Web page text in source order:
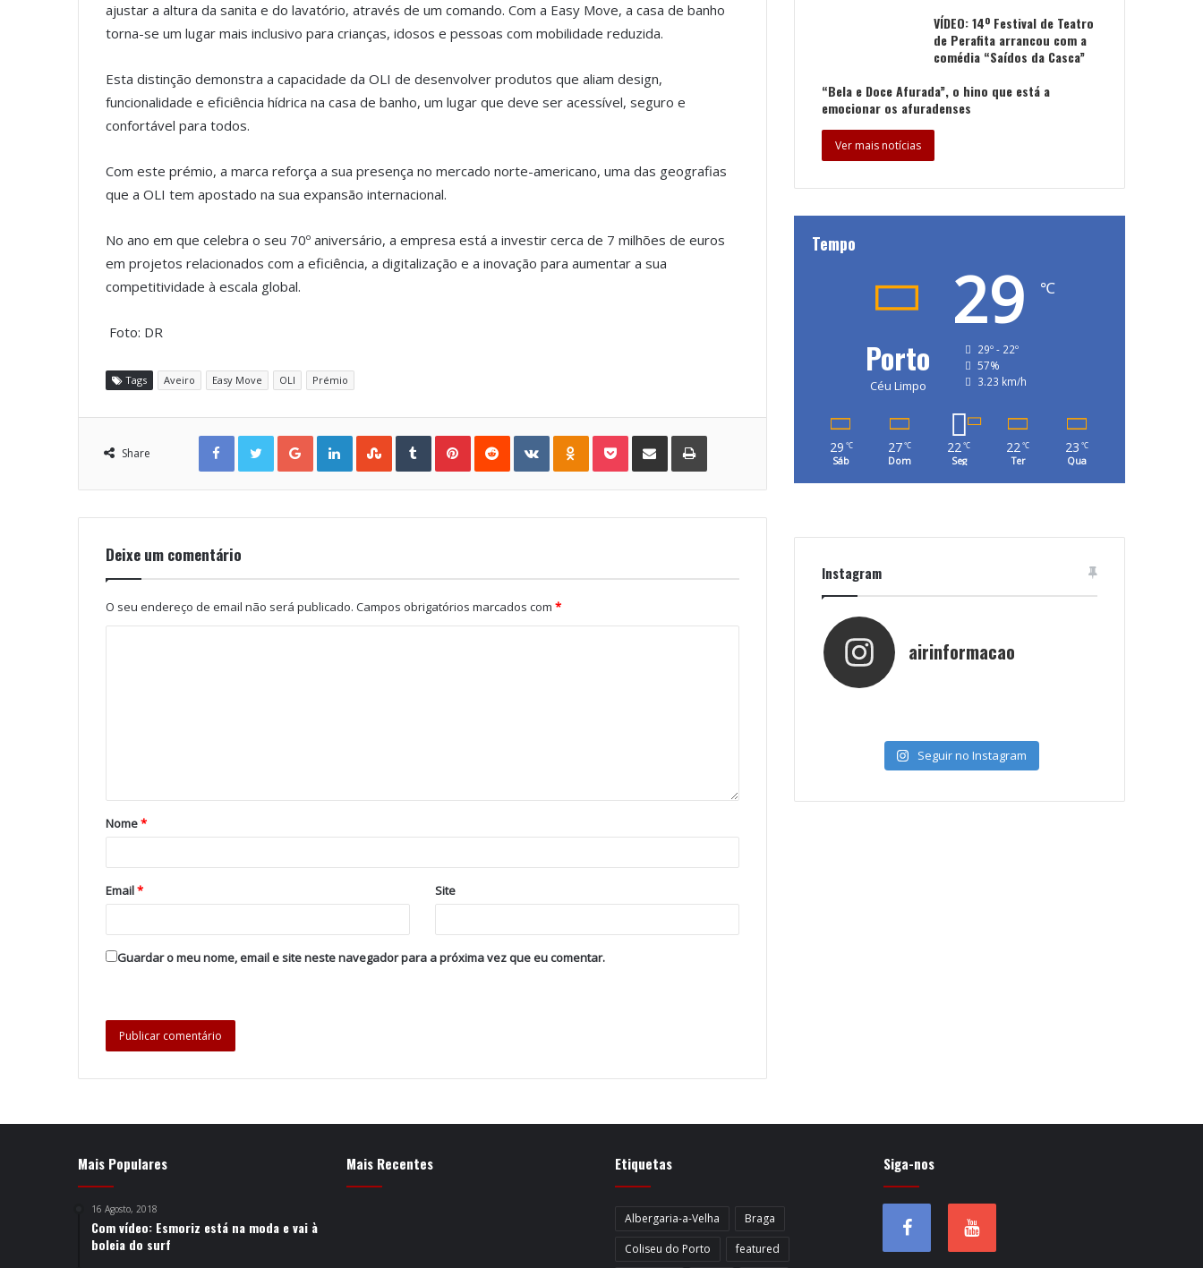
ajustar a altura da sanita e do lavatório, através de um comando. Com a Easy Move, a casa de banho
torna-se um lugar mais inclusivo para crianças, idosos e pessoas com mobilidade reduzida.
Esta distinção demonstra a capacidade da OLI de desenvolver produtos que aliam design,
funcionalidade e eficiência hídrica na casa de banho, um lugar que deve ser acessível, seguro e
confortável para todos.
Com este prémio, a marca reforça a sua presença no mercado norte-americano, uma das geografias
que a OLI tem apostado na sua expansão internacional.
No ano em que celebra o seu 70º aniversário, a empresa está a investir cerca de 7 milhões de euros
em projetos relacionados com a eficiência, a digitalização e a inovação para aumentar a sua
competitividade à escala global.
Foto: DR
Tags Aveiro Easy Move OLI Prémio
Share
Facebook Twitter Google+ LinkedIn StumbleUpon Tumblr Pinterest Reddit VKontakte Odnoklassniki Pocket Share via Email Print
Deixe um comentário
O seu endereço de email não será publicado. Campos obrigatórios marcados com *
Nome*
Email* Site
Guardar o meu nome, email e site neste navegador para a próxima vez que eu comentar.
VÍDEO: 14º Festival de Teatro
de Perafita arrancou com a
comédia “Saídos da Casca”
“Bela e Doce Afurada”, o hino que está a
emocionar os afuradenses
Ver mais notícias
Tempo
Porto
Céu Limpo
29 ℃
29º - 22º
57%
3.23 km/h
29 ℃
Sáb
27℃
Dom
22℃
Seg
22℃
Ter
23 ℃
Qua
Instagram
airinformacao
Seguir no Instagram
Mais Populares
16 Agosto, 2018
Com vídeo: Esmoriz está na moda e vai à
boleia do surf
Mais Recentes Etiquetas
Albergaria-a-Velha
Braga
Coliseu do Porto
featured
Siga-nos